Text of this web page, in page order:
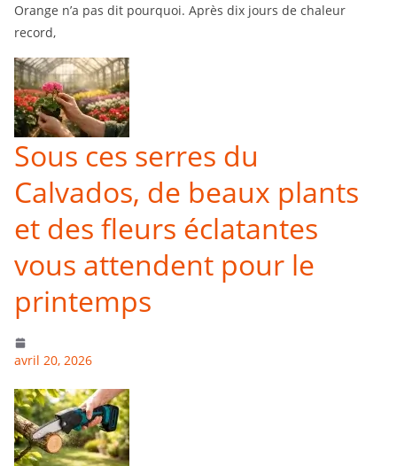
Orange n’a pas dit pourquoi. Après dix jours de chaleur
record,
Sous ces serres du
Calvados, de beaux plants
et des fleurs éclatantes
vous attendent pour le
printemps
avril 20, 2026